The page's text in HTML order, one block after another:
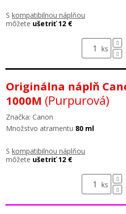
S kompatibilnou náplňou
môžete ušetriť 12 €
ks
Originálna náplň
1000M (Purpurová)
Značka: Canon
Množstvo atramentu 80 ml
S kompatibilnou náplňou
môžete ušetriť 12 €
ks